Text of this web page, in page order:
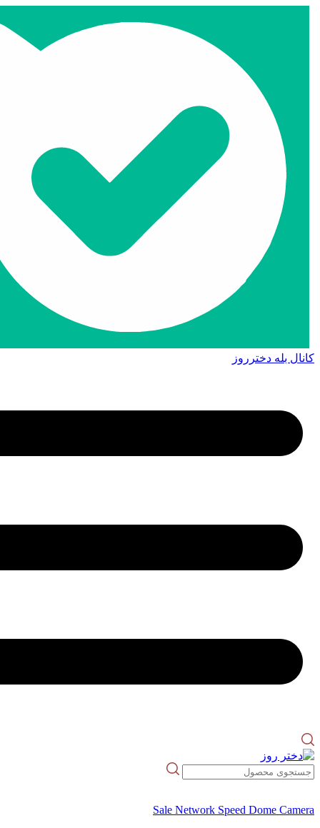
کانال بله دخترروز
Sale Network Speed Dome Camera